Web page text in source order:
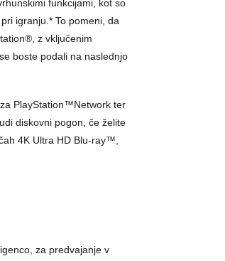
funkcijami, kot so
igranju.* To pomeni, da
z vključenim
boste podali na naslednjo
PlayStation™Network ter
diskovni pogon, če želite
4K Ultra HD Blu-ray™,
za predvajanje v